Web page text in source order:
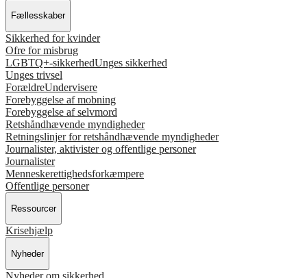
Fællesskaber
Sikkerhed for kvinder
Ofre for misbrug
LGBTQ+-sikkerhedUnges sikkerhed
Unges trivsel
ForældreUndervisere
Forebyggelse af mobning
Forebyggelse af selvmord
Retshåndhævende myndigheder
Retningslinjer for retshåndhævende myndigheder
Journalister, aktivister og offentlige personer
Journalister
Menneskerettighedsforkæmpere
Offentlige personer
Ressourcer
Krisehjælp
Nyheder
Nyheder om sikkerhed